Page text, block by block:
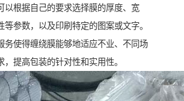
以根据自己的要求选择膜的厚度、宽
等参数，以及印刷特定的图案或文字。
务使得缠绕膜能够地适应不业、不同场
，提高包装的针对性和实用性。